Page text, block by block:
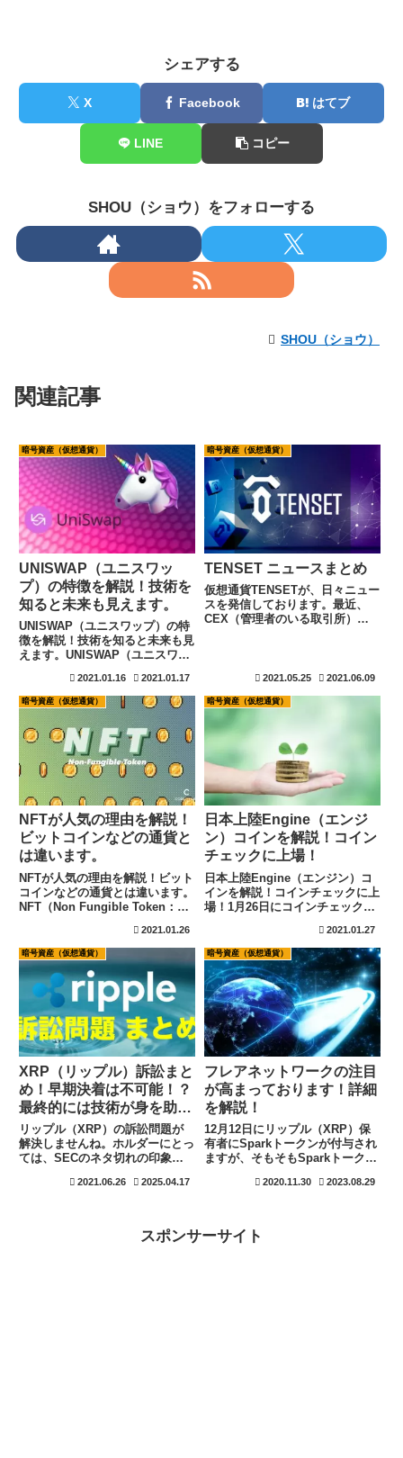
シェアする
X Facebook はてブ
LINE コピー
SHOU（ショウ）をフォローする
SHOU（ショウ）
関連記事
暗号資産（仮想通貨）
UNISWAP（ユニスワッ
プ）の特徴を解説！技術を
知ると未来も見えます。
UNISWAP（ユニスワップ）の特
徴を解説！技術を知ると未来も見
えます。UNISWAP（ユニスワッ
りました。UNISWAP（ユニスワ
ップ）自体は交換所の名前です
が、なぜ大きな話題になったのか
というと、UNI...
2021.01.16 2021.01.17
暗号資産（仮想通貨）
TENSET ニュースまとめ
仮想通貨TENSETが、日々ニュー
スを発信しております。最近、
CEX（管理者のいる取引所）で
チェーン技術です。これからも発
2021.05.25 2021.06.09
暗号資産（仮想通貨）
NFTが人気の理由を解説！
ビットコインなどの通貨と
は違います。
NFTが人気の理由を解説！ビット
コインなどの通貨とは違います。
NFT（Non Fungible Token：ノ
が、徐々に人気を高めておりま
す。コインチェックでも、
EngineというNFTを1月26日から
取り扱うと...
2021.01.26
暗号資産（仮想通貨）
日本上陸Engine（エンジ
ン）コインを解説！コイン
チェックに上場！
日本上陸Engine（エンジン）コ
インを解説！コインチェックに上
場！1月26日にコインチェックに
場しました。このEngine（エン
ジン）コインは、ゲーム業界に特
化したトークンになります。
Engine（エンジ...
2021.01.27
暗号資産（仮想通貨）
XRP（リップル）訴訟まと
め！早期決着は不可能！？
最終的には技術が身を助け
る。
リップル（XRP）の訴訟問題が
解決しませんね。ホルダーにとっ
ては、SECのネタ切れの印象を
ょうか。今後に注目ですが、現在
2021.06.26 2025.04.17
暗号資産（仮想通貨）
フレアネットワークの注目
が高まっております！詳細
を解説！
12月12日にリップル（XRP）保
有者にSparkトークンが付与され
ますが、そもそもSparkトークン
ませんね。Sparkトークンを知る
2020.11.30 2023.08.29
スポンサーサイト